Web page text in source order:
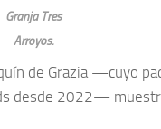
Granja Tres
Arroyos.
de Grazia —cuyo
desde 2022—